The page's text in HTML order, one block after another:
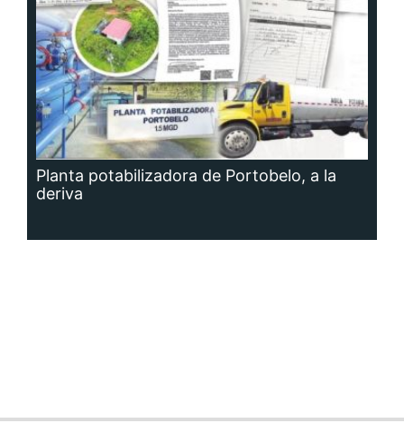
Planta potabilizadora de Portobelo, a la
deriva